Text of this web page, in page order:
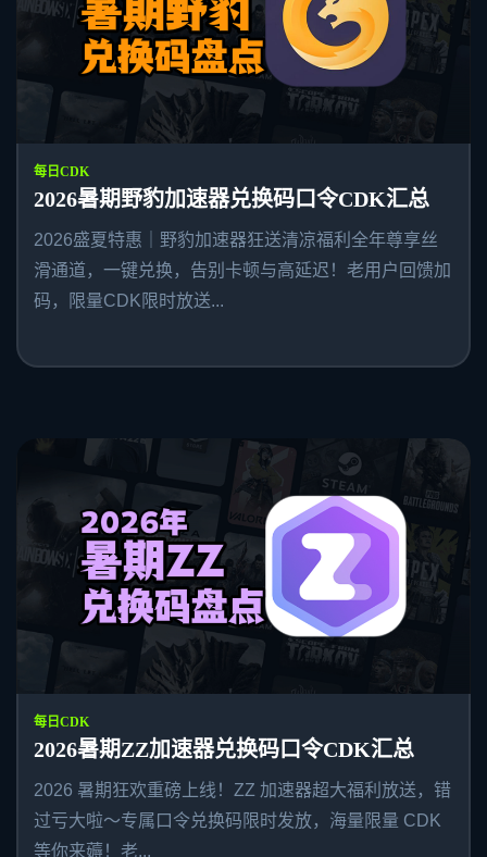
每日CDK
2026暑期野豹加速器兑换码口令CDK汇总
2026盛夏特惠｜野豹加速器狂送清凉福利全年尊享丝
滑通道，一键兑换，告别卡顿与高延迟！老用户回馈加
码，限量CDK限时放送...
每日CDK
2026暑期ZZ加速器兑换码口令CDK汇总
2026 暑期狂欢重磅上线！ZZ 加速器超大福利放送，错
过亏大啦～专属口令兑换码限时发放，海量限量 CDK
等你来薅！老...